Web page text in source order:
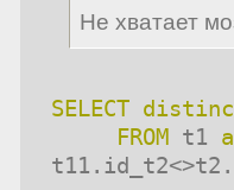
Не хватает
SELECT
FROM t1